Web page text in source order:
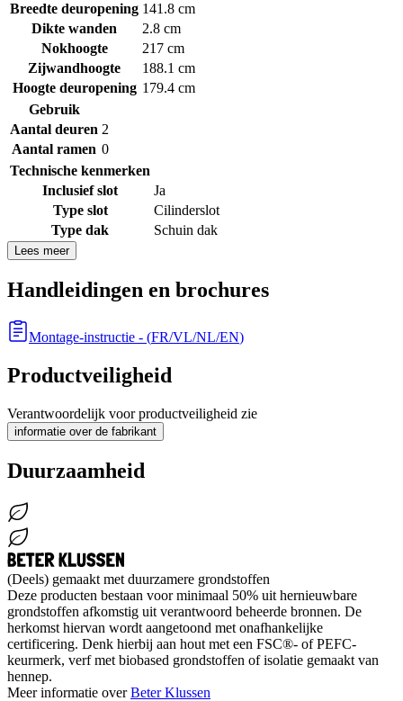
Breedte deuropening 141.8 cm
Dikte wanden
2.8 cm
Nokhoogte
217 cm
Zijwandhoogte
188.1 cm
Hoogte deuropening 179.4 cm
Gebruik
Aantal deuren 2
Aantal ramen 0
Technische kenmerken
Inclusief slot
Ja
Type slot
Cilinderslot
Type dak
Schuin dak
Lees meer
Handleidingen en brochures
Montage-instructie - (FR/VL/NL/EN)
Productveiligheid
Verantwoordelijk voor productveiligheid zie
informatie over de fabrikant
Duurzaamheid
(Deels) gemaakt met duurzamere grondstoffen
Deze producten bestaan voor minimaal 50% uit hernieuwbare
grondstoffen afkomstig uit verantwoord beheerde bronnen. De
herkomst hiervan wordt aangetoond met onafhankelijke
certificering. Denk hierbij aan hout met een FSC®- of PEFC-
keurmerk, verf met biobased grondstoffen of isolatie gemaakt van
hennep.
Meer informatie overBeter Klussen